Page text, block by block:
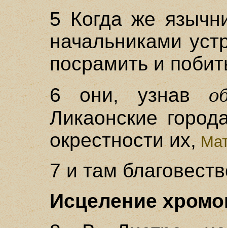
5 Когда же
начальниками
посрамить и
6 они, узнав
Ликаонские
окрестности их,
7 и там
Исцеление